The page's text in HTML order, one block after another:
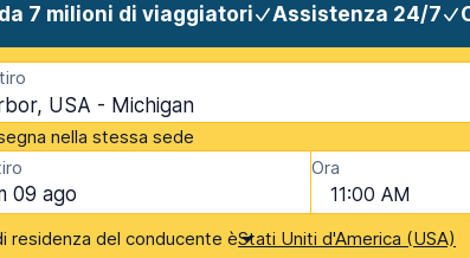
7 milioni di viaggiatori Assistenza 24/7
USA - Michigan
nella stessa sede
09 ago
Ora
11:00 AM
residenza del conducente èStati Uniti d'America (USA)